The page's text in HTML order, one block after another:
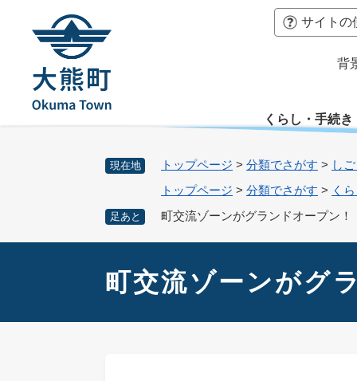
サイトの
背
くらし・手続き
現在地 トップページ > 分類でさがす > し
トップページ > 分類でさがす > く
足あと 町交流ゾーンがグランドオープン！
町交流ゾーンがグ